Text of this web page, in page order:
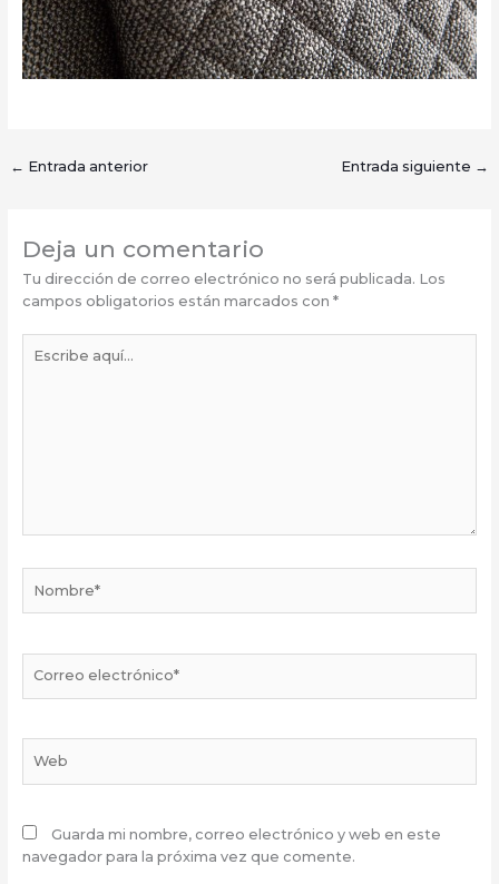
← Entrada anterior Entrada siguiente →
Deja un comentario
Tu dirección de correo electrónico no será publicada. Los
campos obligatorios están marcados con *
aquí...
electrónico*
Guarda mi nombre, correo electrónico y web en este
navegador para la próxima vez que comente.